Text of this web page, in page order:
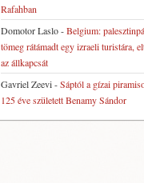
Rafahban
Domotor Laslo-Belgium:
tömeg rátámadt egy izraeli turistára,
az állkapcsát
Gavriel Zeevi-Sáptól a gízai
125 éve született Benamy Sándor